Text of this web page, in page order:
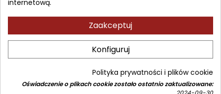
internetową.
Zaakceptuj
Konfiguruj
Polityka prywatności i plików cookie
Oświadczenie o plikach cookie zostało ostatnio zaktualizowane: